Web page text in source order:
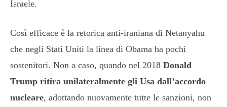
Israele.
Così efficace è la retorica anti-iraniana di Netanyahu
che negli Stati Uniti la linea di Obama ha pochi
sostenitori. Non a caso, quando nel 2018 Donald
Trump ritira unilateralmente gli Usa dall’accordo
nucleare, adottando nuovamente tutte le sanzioni, non